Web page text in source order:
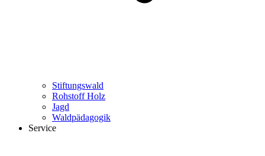
Stiftungswald
Rohstoff Holz
Jagd
Waldpädagogik
Service